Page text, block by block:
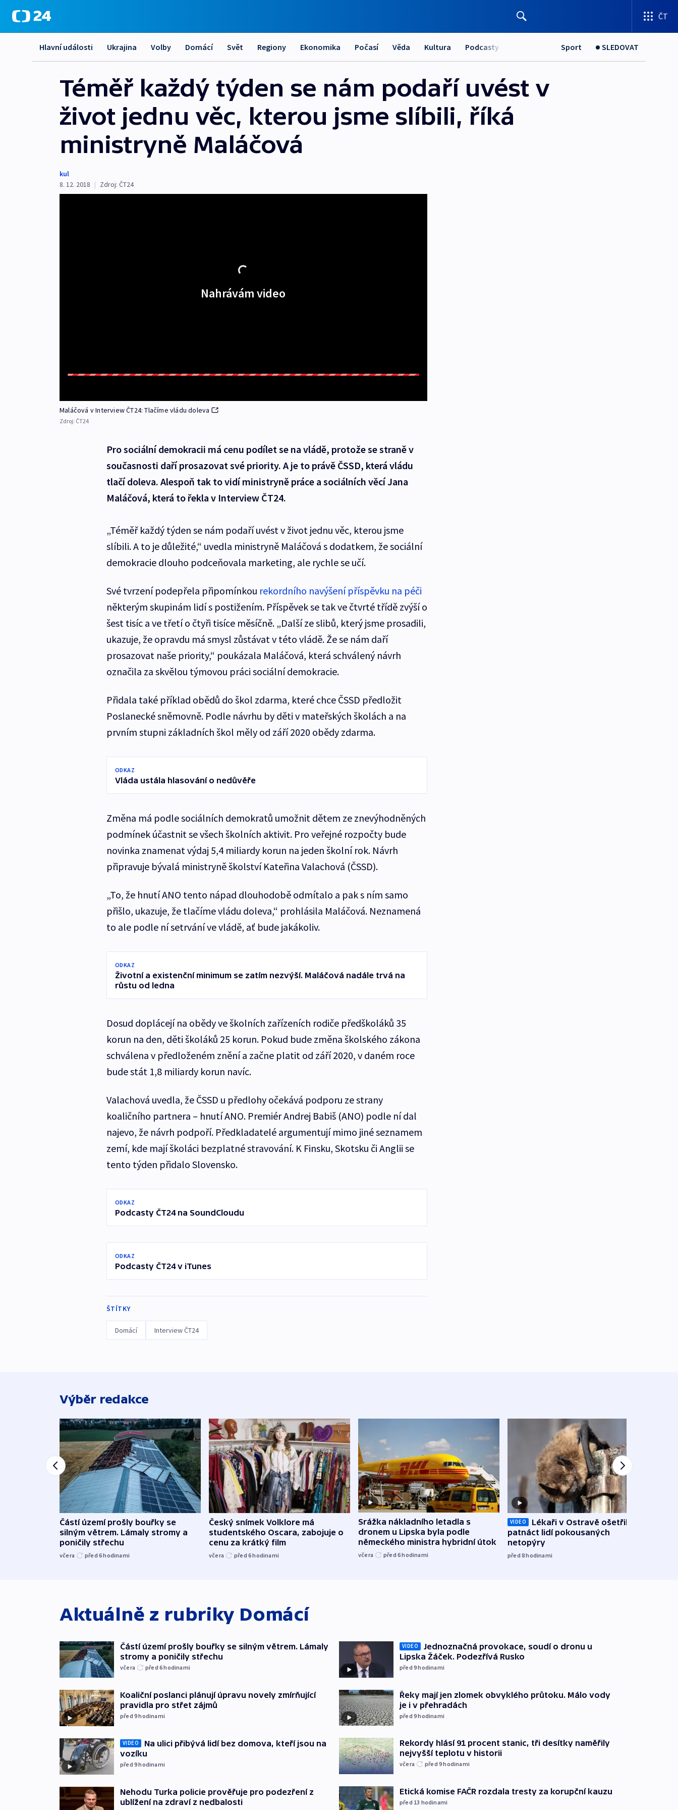
ČT
Hlavní události Ukrajina Volby Domácí Svět Regiony Ekonomika Počasí Věda Kultura Podcasty Sport SLEDOVAT
Téměř každý týden se nám podaří uvést v
život jednu věc, kterou jsme slíbili, říká
ministryně Maláčová
kul
8. 12. 2018 | Zdroj: ČT24
Nahrávám video
Maláčová v Interview ČT24: Tlačíme vládu doleva
Zdroj: ČT24
Pro sociální demokracii má cenu podílet se na vládě, protože se straně v
současnosti daří prosazovat své priority. A je to právě ČSSD, která vládu
tlačí doleva. Alespoň tak to vidí ministryně práce a sociálních věcí Jana
Maláčová, která to řekla v Interview ČT24.
„Téměř každý týden se nám podaří uvést v život jednu věc, kterou jsme
slíbili. A to je důležité,“ uvedla ministryně Maláčová s dodatkem, že sociální
demokracie dlouho podceňovala marketing, ale rychle se učí.
Své tvrzení podepřela připomínkou rekordního navýšení příspěvku na péči
některým skupinám lidí s postižením. Příspěvek se tak ve čtvrté třídě zvýší o
šest tisíc a ve třetí o čtyři tisíce měsíčně. „Další ze slibů, který jsme prosadili,
ukazuje, že opravdu má smysl zůstávat v této vládě. Že se nám daří
prosazovat naše priority,“ poukázala Maláčová, která schválený návrh
označila za skvělou týmovou práci sociální demokracie.
Přidala také příklad obědů do škol zdarma, které chce ČSSD předložit
Poslanecké sněmovně. Podle návrhu by děti v mateřských školách a na
prvním stupni základních škol měly od září 2020 obědy zdarma.
ODKAZ
Vláda ustála hlasování o nedůvěře
Změna má podle sociálních demokratů umožnit dětem ze znevýhodněných
podmínek účastnit se všech školních aktivit. Pro veřejné rozpočty bude
novinka znamenat výdaj 5,4 miliardy korun na jeden školní rok. Návrh
připravuje bývalá ministryně školství Kateřina Valachová (ČSSD).
„To, že hnutí ANO tento nápad dlouhodobě odmítalo a pak s ním samo
přišlo, ukazuje, že tlačíme vládu doleva,“ prohlásila Maláčová. Neznamená
to ale podle ní setrvání ve vládě, ať bude jakákoliv.
ODKAZ
Životní a existenční minimum se zatím nezvýší. Maláčová nadále trvá na
růstu od ledna
Dosud doplácejí na obědy ve školních zařízeních rodiče předškoláků 35
korun na den, děti školáků 25 korun. Pokud bude změna školského zákona
schválena v předloženém znění a začne platit od září 2020, v daném roce
bude stát 1,8 miliardy korun navíc.
Valachová uvedla, že ČSSD u předlohy očekává podporu ze strany
koaličního partnera – hnutí ANO. Premiér Andrej Babiš (ANO) podle ní dal
najevo, že návrh podpoří. Předkladatelé argumentují mimo jiné seznamem
zemí, kde mají školáci bezplatné stravování. K Finsku, Skotsku či Anglii se
tento týden přidalo Slovensko.
ODKAZ
Podcasty ČT24 na SoundCloudu
ODKAZ
Podcasty ČT24 v iTunes
ŠTÍTKY
Domácí Interview ČT24
Výběr redakce
Částí území prošly bouřky se
silným větrem. Lámaly stromy a
poničily střechu
včera před 6hodinami
Český snímek Volklore má
studentského Oscara, zabojuje o
cenu za krátký film
včera před 6hodinami
Srážka nákladního letadla s
dronem u Lipska byla podle
německého ministra hybridní útok
včera před 6hodinami
VIDEO
Lékaři v Ostravě ošetřili už
patnáct lidí pokousaných
netopýry
před 8hodinami
Aktuálně z rubriky Domácí
Částí území prošly bouřky se silným větrem. Lámaly
stromy a poničily střechu
včera před 6hodinami
Koaliční poslanci plánují úpravu novely zmírňující
pravidla pro střet zájmů
před 9hodinami
VIDEO
Na ulici přibývá lidí bez domova, kteří jsou na
vozíku
před 9hodinami
Nehodu Turka policie prověřuje pro podezření z
ublížení na zdraví z nedbalosti
VIDEO
Jednoznačná provokace, soudí o dronu u
Lipska Žáček. Podezřívá Rusko
před 9hodinami
Řeky mají jen zlomek obvyklého průtoku. Málo vody
je i v přehradách
před 9hodinami
Rekordy hlásí 91 procent stanic, tři desítky naměřily
nejvyšší teplotu v historii
včera před 9hodinami
Etická komise FAČR rozdala tresty za korupční kauzu
před 13 hodinami